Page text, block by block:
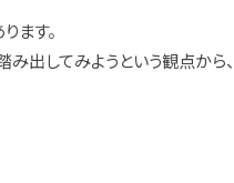
ます。
出してみようという観点から